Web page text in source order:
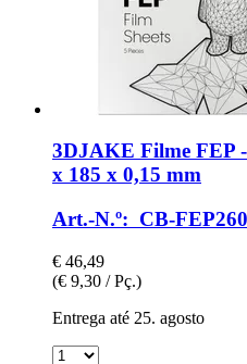
3DJAKE Filme FEP
x 185 x 0,15 mm
Art.-N.º: CB-
€ 46,49
(€ 9,30 / Pç.)
Entrega até 25. agosto